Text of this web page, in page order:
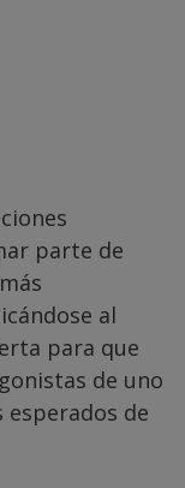
parte de
al
para que
de uno
de